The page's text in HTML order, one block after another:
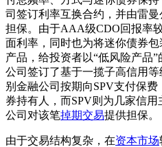
司签订利率互换合约，并由雷
担保。由于AAA级CDO回报率
面利率，同时也为将迷你债券
产品，给投资者以“低风险产品
公司签订了基于一揽子高信用
别金融公司按期向SPV支付保
券持有人，而SPV则为几家信
公司对该笔掉期交易提供担保。
由于交易结构复杂，在资本市场